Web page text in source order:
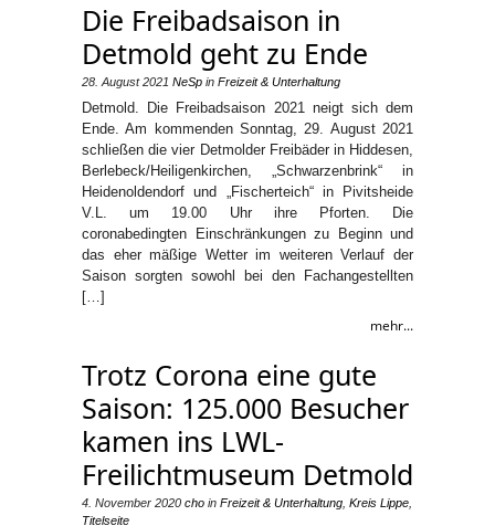
Die Freibadsaison in
Detmold geht zu Ende
28. August 2021 NeSp in Freizeit & Unterhaltung
Detmold. Die Freibadsaison 2021 neigt sich dem
Ende. Am kommenden Sonntag, 29. August 2021
schließen die vier Detmolder Freibäder in Hiddesen,
Berlebeck/Heiligenkirchen, „Schwarzenbrink“ in
Heidenoldendorf und „Fischerteich“ in Pivitsheide
V.L. um 19.00 Uhr ihre Pforten. Die
coronabedingten Einschränkungen zu Beginn und
das eher mäßige Wetter im weiteren Verlauf der
Saison sorgten sowohl bei den Fachangestellten
[…]
mehr...
Trotz Corona eine gute
Saison: 125.000 Besucher
kamen ins LWL-
Freilichtmuseum Detmold
4. November 2020 cho in Freizeit & Unterhaltung Kreis Lippe
Titelseite